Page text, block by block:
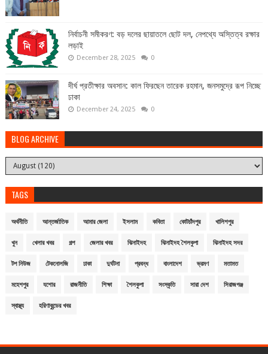
নির্বাচনী সমীকরণ: বড় দলের ছায়াতলে ছোট দল, নেপথ্যে অস্তিত্ব রক্ষার
লড়াই
December 28, 2025 0
দীর্ঘ প্রতীক্ষার অবসান: কাল ফিরছেন তারেক রহমান, জনসমুদ্রে রূপ নিচ্ছে
ঢাকা
December 24, 2025 0
BLOG ARCHIVE
TAGS
অর্থনীতি আন্তর্জাতিক আমার জেলা ইসলাম কবিতা কোটচাঁদপুর খালিশপুর
খুন খেলার খবর গল্প জেলার খবর ঝিনাইদহ ঝিনাইদহ শৈলকুপা ঝিনাইদহ সদর
টপ নিউজ টেকনোলজি ঢাকা দুর্ঘটনা প্রবন্ধ বাংলাদেশ ভ্রমণ মতামত
মহেশপুর যশোর রাজনীতি শিক্ষা শৈলকুপা সংস্কৃতি সারা দেশ সিরাজগঞ্জ
স্বাস্থ্য হরিণাকুন্ডের খবর